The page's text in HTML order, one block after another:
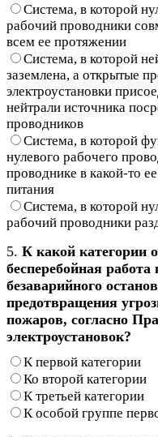
Система, в которой
рабочий проводники
всем ее протяжении
Система, в которой
заземлена, а открытые
электроустановки
нейтрали источника
проводников
Система, в которой
нулевого рабочего
проводнике в какой-то
питания
Система, в которой
рабочий проводники
5. К какой категории
бесперебойная
безаварийного
предотвращения
пожаров, согласно
электроустановок?
К первой категории
Ко второй категории
К третьей категории
К особой группе